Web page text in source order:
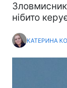
нібито
КАТЕРИНА